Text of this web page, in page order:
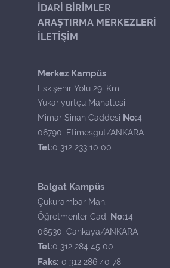
İDARİ BİRİMLER
ARAŞTIRMA MERKEZLERİ
İLETİŞİM
Merkez Kampüs
Eskişehir Yolu 29. Km.
Yukarıyurtçu Mahallesi
Mimar Sinan Caddesi No:4
06790, Etimesgut/ANKARA
Tel:0 312 233 10 00
Balgat Kampüs
Çukurambar Mah.
Öğretmenler Cad. No:14
06530, Çankaya/ANKARA
Tel:0 312 284 45 00
Faks: 0 312 286 40 78